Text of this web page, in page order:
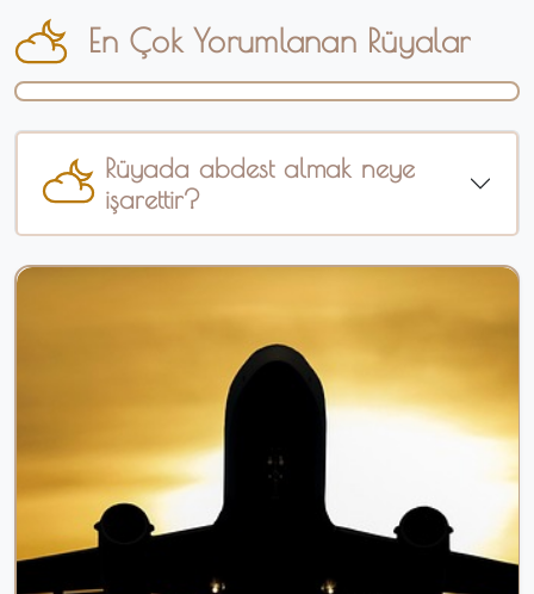
En Çok Yorumlanan Rüyalar
Rüyada abdest almak neye
işarettir?